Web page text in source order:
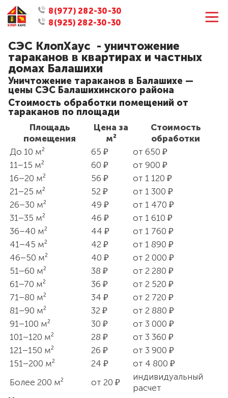
8(977) 282-30-30
8(925) 282-30-30
СЭС КлопХаус - уничтожение
тараканов в квартирах и частных
домах Балашихи
Уничтожение тараканов в Балашихе —
цены СЭС Балашихинского района
Стоимость обработки помещений от
тараканов по площади
Площадь
помещения
Цена за
м²
Стоимость
обработки
До 10 м²
65 ₽
от 650 ₽
11–15 м²
60 ₽
от 900 ₽
16–20 м²
56 ₽
от 1 120 ₽
21–25 м²
52 ₽
от 1 300 ₽
26–30 м²
49 ₽
от 1 470 ₽
31–35 м²
46 ₽
от 1 610 ₽
36–40 м²
44 ₽
от 1 760 ₽
41–45 м²
42 ₽
от 1 890 ₽
46–50 м²
40 ₽
от 2 000 ₽
51–60 м²
38 ₽
от 2 280 ₽
61–70 м²
36 ₽
от 2 520 ₽
71–80 м²
34 ₽
от 2 720 ₽
81–90 м²
32 ₽
от 2 880 ₽
91–100 м²
30 ₽
от 3 000 ₽
101–120 м²
28 ₽
от 3 360 ₽
121–150 м²
26 ₽
от 3 900 ₽
151–200 м²
24 ₽
от 4 800 ₽
Более 200 м²
от 20 ₽
индивидуальный
расчет